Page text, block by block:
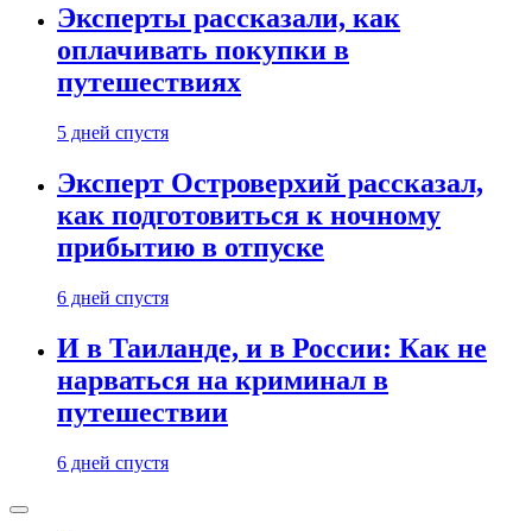
Эксперты рассказали, как
оплачивать покупки в
путешествиях
5 дней спустя
Эксперт Островерхий рассказал,
как подготовиться к ночному
прибытию в отпуске
6 дней спустя
И в Таиланде, и в России: Как не
нарваться на криминал в
путешествии
6 дней спустя